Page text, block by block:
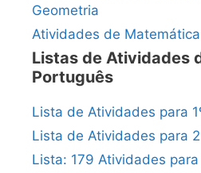
Geometria
Atividades de
Listas de Atividades
Português
Lista de Atividades para
Lista de Atividades para
Lista: 179 Atividades